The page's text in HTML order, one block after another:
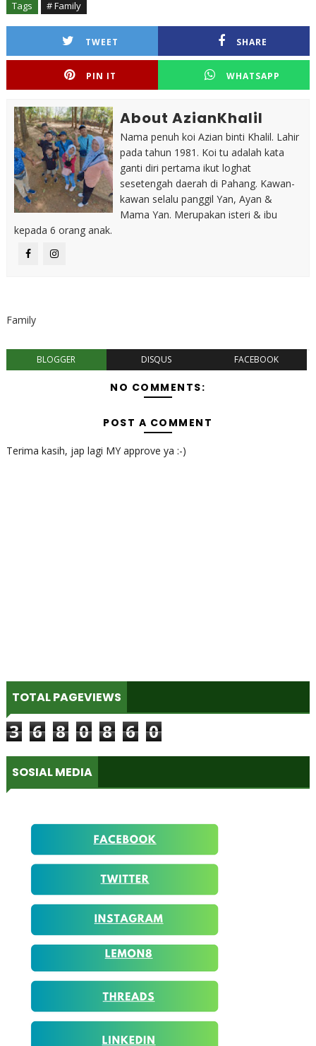
Tags # Family
TWEET SHARE
PIN IT WHATSAPP
About AzianKhalil
Nama penuh koi Azian binti Khalil. Lahir
pada tahun 1981. Koi tu adalah kata
ganti diri pertama ikut loghat
sesetengah daerah di Pahang. Kawan-
kawan selalu panggil Yan, Ayan &
Mama Yan. Merupakan isteri & ibu
kepada 6 orang anak.
Family
BLOGGER DISQUS FACEBOOK
NO COMMENTS:
POST A COMMENT
Terima kasih, jap lagi MY approve ya :-)
TOTAL PAGEVIEWS
3 6 8 0 8 6 0
SOSIAL MEDIA